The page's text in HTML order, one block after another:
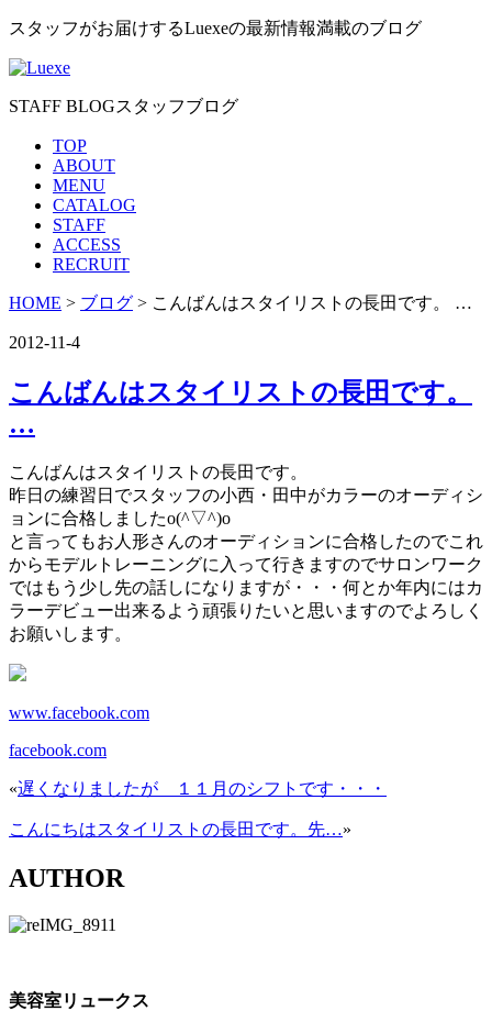
スタッフがお届けするLuexeの最新情報満載のブログ
STAFF BLOGスタッフブログ
TOP
ABOUT
MENU
CATALOG
STAFF
ACCESS
RECRUIT
HOME > ブログ > こんばんはスタイリストの長田です。 …
2012-11-4
こんばんはスタイリストの長田です。
…
こんばんはスタイリストの長田です。
昨日の練習日でスタッフの小西・田中がカラーのオーディシ
ョンに合格しましたo(^▽^)o
と言ってもお人形さんのオーディションに合格したのでこれ
からモデルトレーニングに入って行きますのでサロンワーク
ではもう少し先の話しになりますが・・・何とか年内にはカ
ラーデビュー出来るよう頑張りたいと思いますのでよろしく
お願いします。
www.facebook.com
facebook.com
«遅くなりましたが １１月のシフトです・・・
こんにちはスタイリストの長田です。先…»
AUTHOR
美容室リュークス